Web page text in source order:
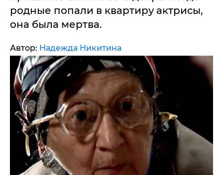
родные попали в квартиру актрисы,
она была мертва.
Автор: Надежда Никитина